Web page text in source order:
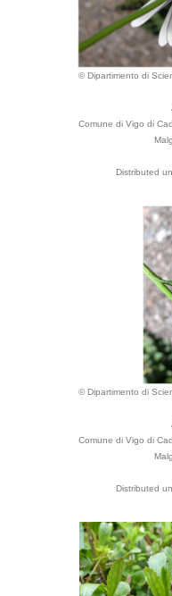
© Dipartimento di
Comune di Vigo di
Distributed
© Dipartimento di
Comune di Vigo di
Distributed